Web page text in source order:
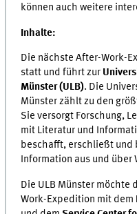
können auch weitere
Inhalte:
Die nächste After-Work-
statt und führt zur
Münster (ULB). Die
Münster zählt zu den
Sie versorgt Forschung,
mit Literatur und
beschafft, erschließt und
Information aus und über
Die ULB Münster möchte
Work-Expedition mit dem